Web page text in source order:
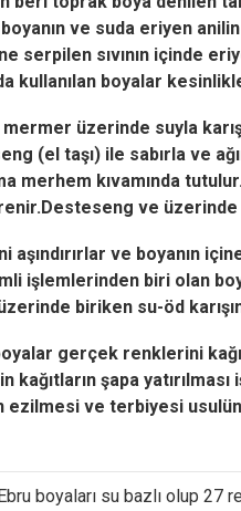
boyanın ve suda eriyen
serpilen sıvının içinde
kullanılan boyalar
üzerinde suyla
(el taşı) ile sabırla ve
merhem kıvamında
ve üzerinde
ve boyanın
işlemlerinden biri olan
biriken su-öd
gerçek renklerini
kağıtların şapa
ezilmesi ve terbiyesi
boyaları su bazlı olup 27